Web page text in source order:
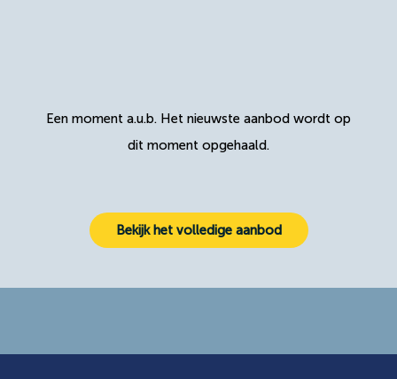
Een moment a.u.b. Het nieuwste aanbod wordt op
dit moment opgehaald.
Bekijk het volledige aanbod